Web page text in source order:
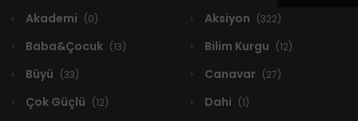
Akademi (0) Aksiyon (322)
Baba&Çocuk (13) Bilim Kurgu (12)
Büyü (33) Canavar (27)
Çok Güçlü (12) Dahi (1)